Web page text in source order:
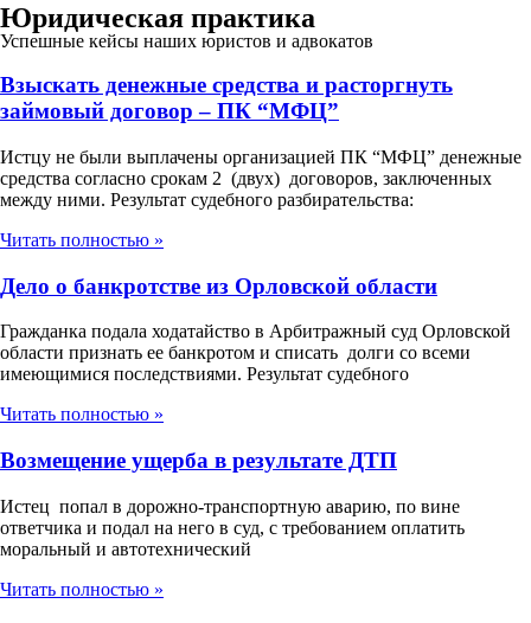
Юридическая практика
Успешные кейсы наших юристов и адвокатов
Взыскать денежные средства и расторгнуть
займовый договор – ПК “МФЦ”
Истцу не были выплачены организацией ПК “МФЦ” денежные
средства согласно срокам 2 (двух) договоров, заключенных
между ними. Результат судебного разбирательства:
Читать полностью »
Дело о банкротстве из Орловской области
Гражданка подала ходатайство в Арбитражный суд Орловской
области признать ее банкротом и списать долги со всеми
имеющимися последствиями. Результат судебного
Читать полностью »
Возмещение ущерба в результате ДТП
Истец попал в дорожно-транспортную аварию, по вине
ответчика и подал на него в суд, с требованием оплатить
моральный и автотехнический
Читать полностью »